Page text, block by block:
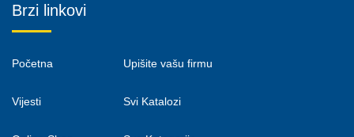
Brzi linkovi
Početna
Vijesti
Upišite vašu firmu
Svi Katalozi